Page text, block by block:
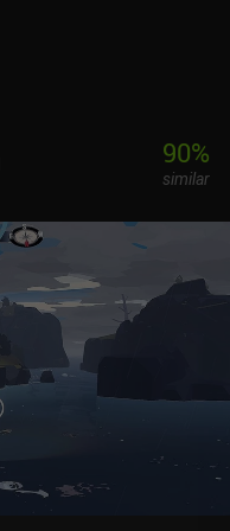
90%
similar